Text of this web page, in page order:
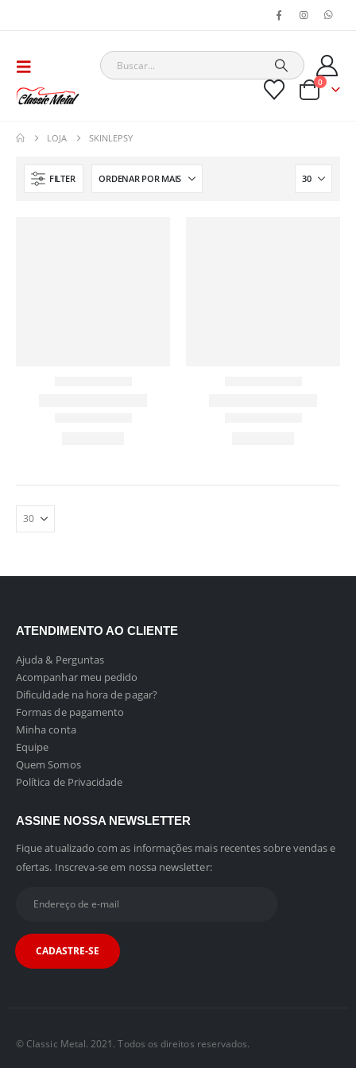
0
LOJA SKINLEPSY
FILTER
ATENDIMENTO AO CLIENTE
Ajuda & Perguntas
Acompanhar meu pedido
Dificuldade na hora de pagar?
Formas de pagamento
Minha conta
Equipe
Quem Somos
Política de Privacidade
ASSINE NOSSA NEWSLETTER
Fique atualizado com as informações mais recentes sobre vendas e
ofertas. Inscreva-se em nossa newsletter:
© Classic Metal. 2021. Todos os direitos reservados.